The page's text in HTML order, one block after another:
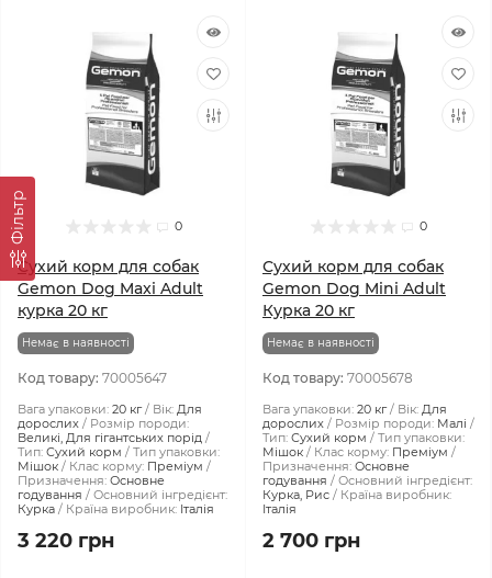
Фiльтр 0
Сухий корм для собак
Gemon Dog Maxi Adult
курка 20 кг
Немає в наявності
Код товару: 70005647
Вага упаковки: 20 кг Вік: Для
дорослих
Розмір породи:
Великі, Для гігантських порід
Тип: Сухий корм
Тип упаковки:
Мішок
Клас корму: Преміум
Призначення: Основне
годування
Основний інгредієнт:
Курка
Країна виробник: Італія
3 220 грн
0
Сухий корм для собак
Gemon Dog Mini Adult
Курка 20 кг
Немає в наявності
Код товару: 70005678
Вага упаковки: 20 кг Вік: Для
дорослих
Розмір породи: Малі
Тип: Сухий корм
Тип упаковки:
Мішок
Клас корму: Преміум
Призначення: Основне
годування
Основний інгредієнт:
Курка, Рис
Країна виробник:
Італія
2 700 грн